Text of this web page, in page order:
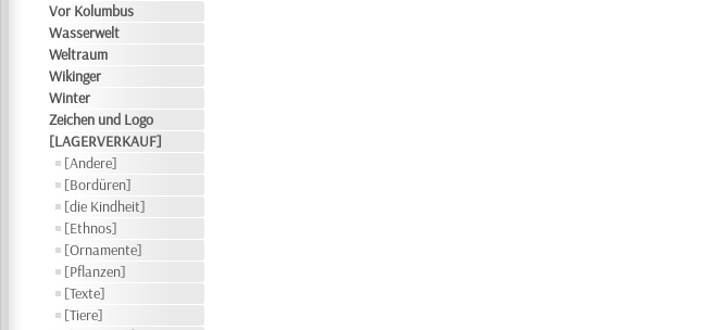
Vor Kolumbus
Wasserwelt
Weltraum
Wikinger
Winter
Zeichen und Logo
[LAGERVERKAUF]
[Andere]
[Bordüren]
[die Kindheit]
[Ethnos]
[Ornamente]
[Pflanzen]
[Texte]
[Tiere]